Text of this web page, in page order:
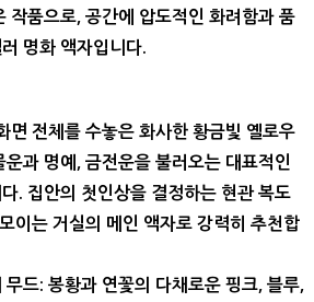
작품으로, 공간에 압도적인 화려함과 품
명화 액자입니다.
면 전체를 수놓은 화사한 황금빛 옐로우
운과 명예, 금전운을 불러오는 대표적인
. 집안의 첫인상을 결정하는 현관 복도
이는 거실의 메인 액자로 강력히 추천합
무드: 봉황과 연꽃의 다채로운 핑크, 블루,